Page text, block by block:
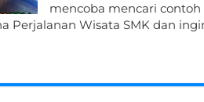
mencoba mencari contoh
Perjalanan Wisata SMK dan